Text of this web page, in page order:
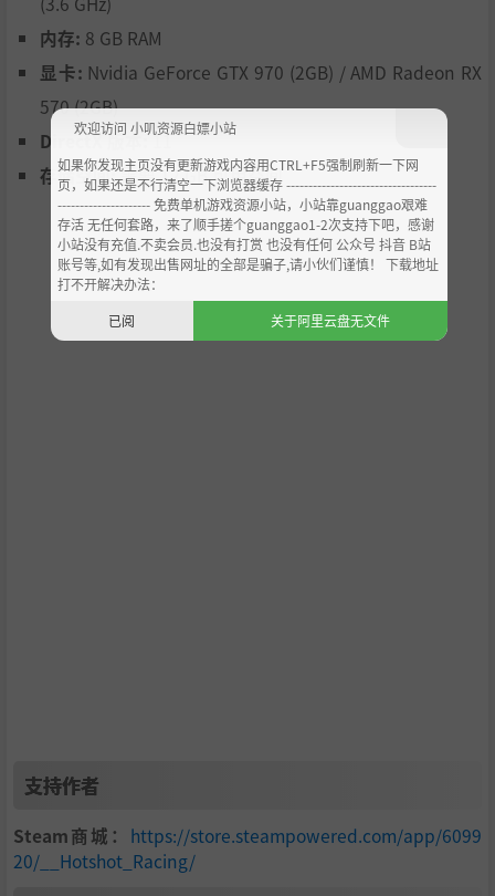
内存: 8 GB RAM
显卡: Nvidia GeForce GTX 970 (2GB) / AMD Radeon RX
570 (2GB)
DirectX 版本:11
存储空间:需要 12 GB 可用空间
支持作者
Steam商城： https://store.steampowered.com/app/6099
20/__Hotshot_Racing/
欢迎访问 小叽资源白嫖小站
如果你发现主页没有更新游戏内容用CTRL+F5强制刷新一下网
页，如果还是不行清空一下浏览器缓存 ----------------------------------
--------------------- 免费单机游戏资源小站，小站靠guanggao艰难
存活 无任何套路，来了顺手搓个guanggao1-2次支持下吧，感谢
小站没有充值.不卖会员.也没有打赏 也没有任何 公众号 抖音 B站
账号等,如有发现出售网址的全部是骗子,请小伙们谨慎！ 下载地址
打不开解决办法：
已阅
关于阿里云盘无文件